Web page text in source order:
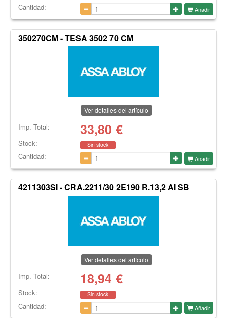
Cantidad: Añadir
350270CM - TESA 3502 70 CM
Ver detalles del artículo
Imp. Total: 33,80 €
Stock: Sin stock
Cantidad: Añadir
4211303SI - CRA.2211/30 2E190 R.13,2 AI SB
Ver detalles del artículo
Imp. Total: 18,94 €
Stock: Sin stock
Cantidad: Añadir